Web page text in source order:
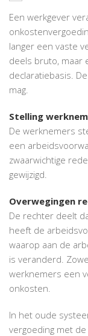
Een werkgever
langer een vaste
deels bruto, maar
declaratiebasis.
mag.
Stelling
De werknemers
een
zwaarwichtige
gewijzigd.
Overwegingen
De rechter deelt
heeft de
waarop aan de
is veranderd.
werknemers een
onkosten.
In het oude
vergoeding met